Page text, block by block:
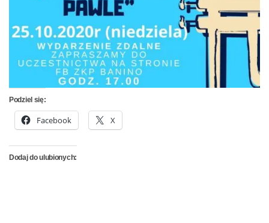
Podziel się:
Facebook X
Dodaj do ulubionych: